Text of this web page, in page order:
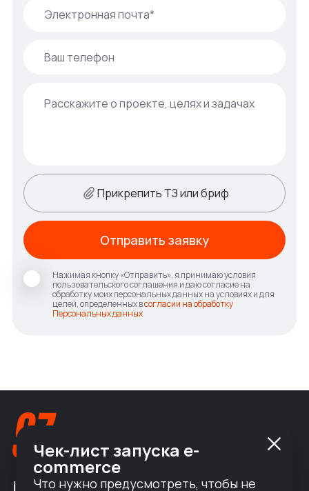
Прикрепить ТЗ или бриф
Нажимая кнопку «Отправить», я принимаю условия
пользовательского соглашения и даю согласие на
обработку моих персональных данных на условиях и для
целей, определенных всогласии на обработку
Персональных данных
Отправить заявку
info@nineseven.ru
Чек-лист запуска e-
commerce
Что нужно предусмотреть, чтобы не